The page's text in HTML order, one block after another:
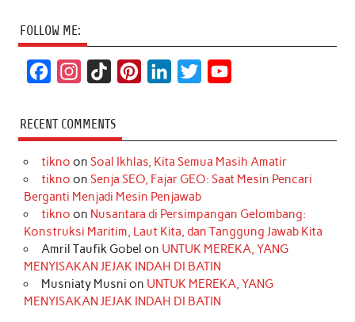
FOLLOW ME:
c
e
b
o
k
s
t
a
r
a
m
k
T
o
k
t
e
r
e
s
t
k
e
d
I
n
t
t
r
T
u
e
RECENT COMMENTS
tikno on Soal Ikhlas, Kita Semua Masih Amatir
tikno on Senja SEO, Fajar GEO: Saat Mesin Pencari
Berganti Menjadi Mesin Penjawab
tikno on Nusantara di Persimpangan Gelombang:
Konstruksi Maritim, Laut Kita, dan Tanggung Jawab Kita
Amril Taufik Gobel on UNTUK MEREKA, YANG
MENYISAKAN JEJAK INDAH DI BATIN
Musniaty Musni on UNTUK MEREKA, YANG
MENYISAKAN JEJAK INDAH DI BATIN